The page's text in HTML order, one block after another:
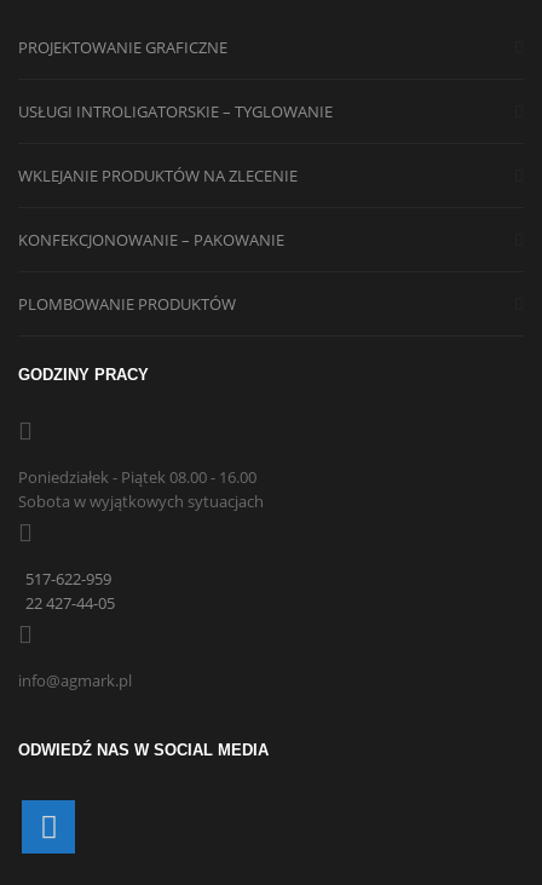
PROJEKTOWANIE GRAFICZNE
USŁUGI INTROLIGATORSKIE – TYGLOWANIE
WKLEJANIE PRODUKTÓW NA ZLECENIE
KONFEKCJONOWANIE – PAKOWANIE
PLOMBOWANIE PRODUKTÓW
GODZINY PRACY
Poniedziałek - Piątek 08.00 - 16.00
Sobota w wyjątkowych sytuacjach
517-622-959
22 427-44-05
info@agmark.pl
ODWIEDŹ NAS W SOCIAL MEDIA